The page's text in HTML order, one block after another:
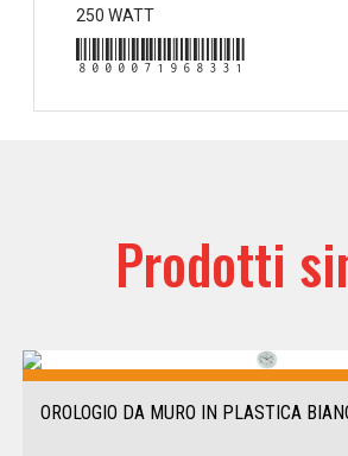
250 WATT
8000071968331
Prodotti
OROLOGIO DA MURO IN PLASTICA